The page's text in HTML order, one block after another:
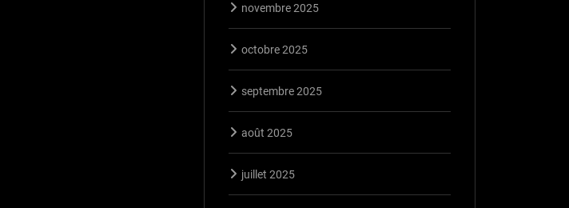
novembre 2025
octobre 2025
septembre 2025
août 2025
juillet 2025